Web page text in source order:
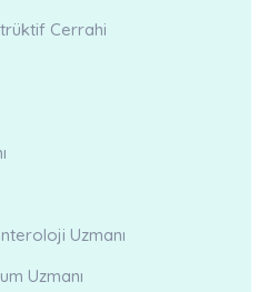
Cerrahi
Uzmanı
Uzmanı